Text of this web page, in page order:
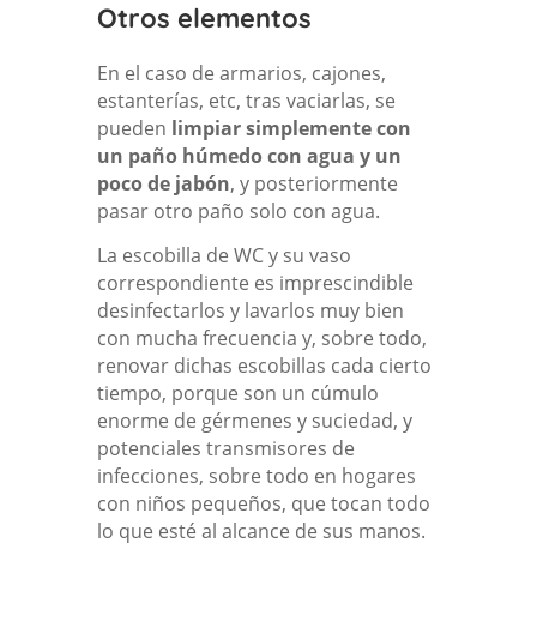
Otros elementos
En el caso de armarios, cajones,
estanterías, etc, tras vaciarlas, se
pueden limpiar simplemente con
un paño húmedo con agua y un
poco de jabón, y posteriormente
pasar otro paño solo con agua.
La escobilla de WC y su vaso
correspondiente es imprescindible
desinfectarlos y lavarlos muy bien
con mucha frecuencia y, sobre todo,
renovar dichas escobillas cada cierto
tiempo, porque son un cúmulo
enorme de gérmenes y suciedad, y
potenciales transmisores de
infecciones, sobre todo en hogares
con niños pequeños, que tocan todo
lo que esté al alcance de sus manos.